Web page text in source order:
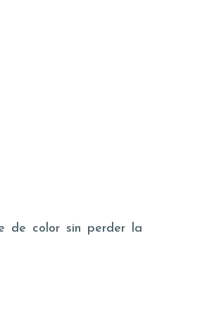
de color sin perder la